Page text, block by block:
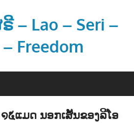
– Lao – Seri –
Freedom
໕ແມດ ນອກເສັ້ນຂອງລີໂອ